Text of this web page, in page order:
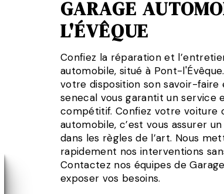
GARAGE
L'ÉVÊQUE
Confiez la réparation et
automobile, situé à Pont-
votre disposition son savoir-faire
senecal vous garantit un service
compétitif. Confiez votre voiture
automobile, c’est vous assurer
dans les règles de l’art. Nous
rapidement nos interventions
Contactez nos équipes de
exposer vos besoins.